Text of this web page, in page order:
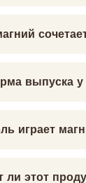
выпуска
играет
ли этот